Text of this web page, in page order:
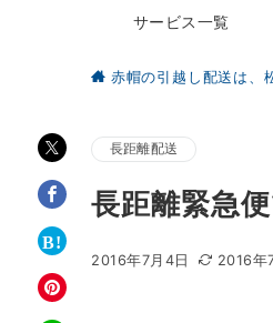
サービス一覧
赤帽の引越し配送は、
長距離配送
長距離緊急
2016年7月4日 2016年